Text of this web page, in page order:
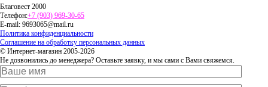
Благовест 2000
Телефон:+7 (903) 969-30-65
E-mail: 9693065@mail.ru
Политика конфиденциальности
Соглашение на обработку персональных данных
© Интернет-магазин 2005-2026
Не дозвонились до менеджера? Оставьте заявку, и мы сами с Вами свяжемся.